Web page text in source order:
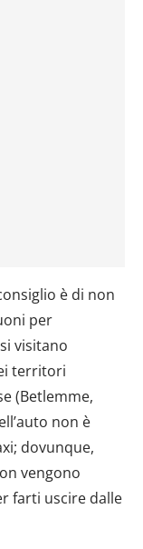
è di non
per
visitano
territori
(Betlemme,
non è
dovunque,
vengono
farti uscire dalle